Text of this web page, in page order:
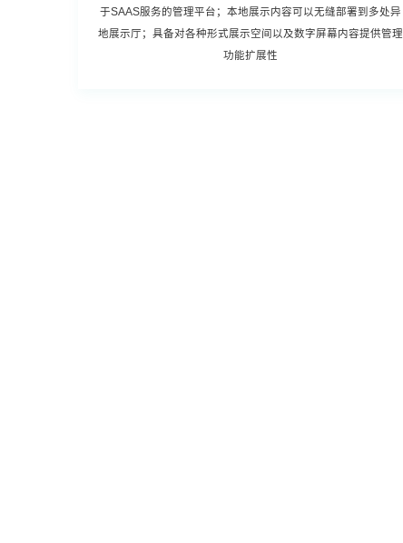
于SAAS服务的管理平台；本地展示内容可以无缝部署到多处异
地展示厅；具备对各种形式展示空间以及数字屏幕内容提供管理
功能扩展性